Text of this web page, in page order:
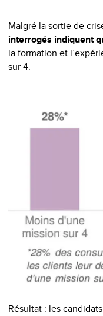
Malgré la sortie de
interrogés indiquent
la formation et
sur 4.
Résultat : les